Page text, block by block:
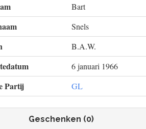
Bart
Snels
B.A.W.
6 januari 1966
Partij GL
Geschenken (0)